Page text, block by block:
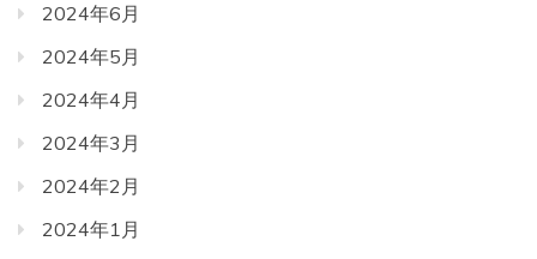
2024年6月
2024年5月
2024年4月
2024年3月
2024年2月
2024年1月